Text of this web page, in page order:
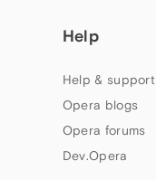
Help
Help & support
Opera blogs
Opera forums
Dev.Opera